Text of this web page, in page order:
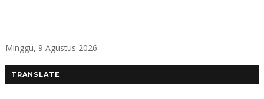
Minggu, 9 Agustus 2026
TRANSLATE